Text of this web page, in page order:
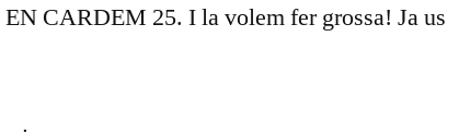
EN CARDEM 25. I la volem fer grossa! Ja us